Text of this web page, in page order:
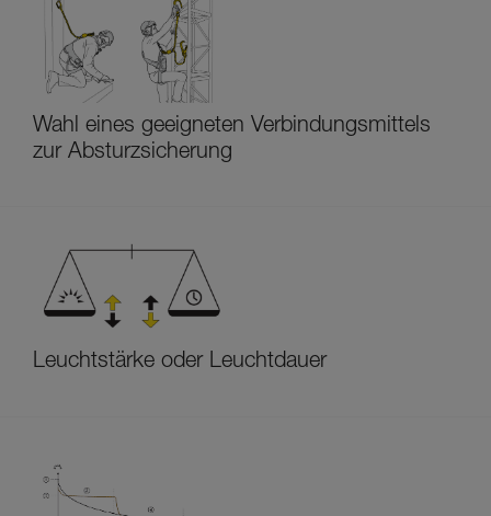
Wahl eines geeigneten Verbindungsmittels
zur Absturzsicherung
Leuchtstärke oder Leuchtdauer